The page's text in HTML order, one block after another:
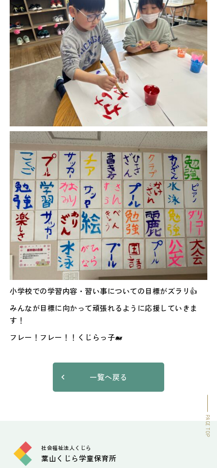
小学校での学習内容・習い事についての目標がズラリ👍
みんなが目標に向かって頑張れるように応援していきま
す！
フレー！フレー！！くじらっ子🐋
一覧へ戻る
社会福祉法人くじら
葉山くじら学童保育所
PAGE TOP